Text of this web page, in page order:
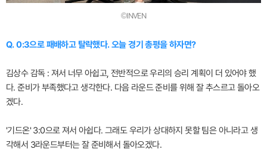
©INVEN
Q. 0:3으로 패배하고 탈락했다. 오늘 경기 총평을 하자면?
김상수 감독 : 져서 너무 아쉽고, 전반적으로 우리의 승리 계획이 더 있어야 했
다. 준비가 부족했다고 생각한다. 다음 라운드 준비를 위해 잘 추스르고 돌아오
겠다.
'기드온' 3:0으로 져서 아쉽다. 그래도 우리가 상대하지 못할 팀은 아니라고 생
각해서 3라운드부터는 잘 준비해서 돌아오겠다.